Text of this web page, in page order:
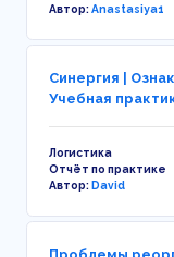
Автор:Anastasiya1
Синергия |
Учебная
Логистика
Отчёт по практике
Автор:David